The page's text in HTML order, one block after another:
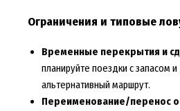
Ограничения и типовые
Временные перекрытия и
планируйте поездки с запасом
альтернативный маршрут.
Переименование/перенос